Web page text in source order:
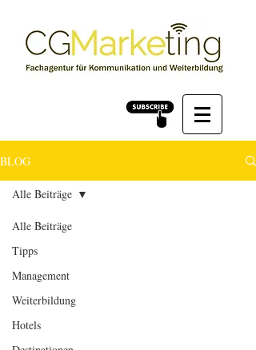
BLOG
Alle Beiträge
Tipps
Management
Weiterbildung
Hotels
Alle Beiträge